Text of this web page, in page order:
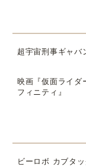
超宇宙刑事ギャバ
映画『仮面ライダ
フィニティ』
ビーロボ カブタッ